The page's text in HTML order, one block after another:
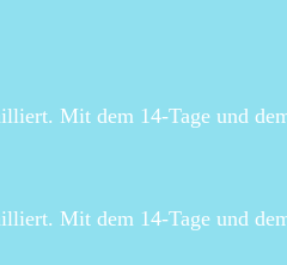
Mit dem 14-Tage und
Mit dem 14-Tage und